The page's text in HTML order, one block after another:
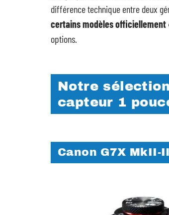
différence technique entre deux
certains modèles officiellement
options.
Notre
capteur 1
Canon G7X